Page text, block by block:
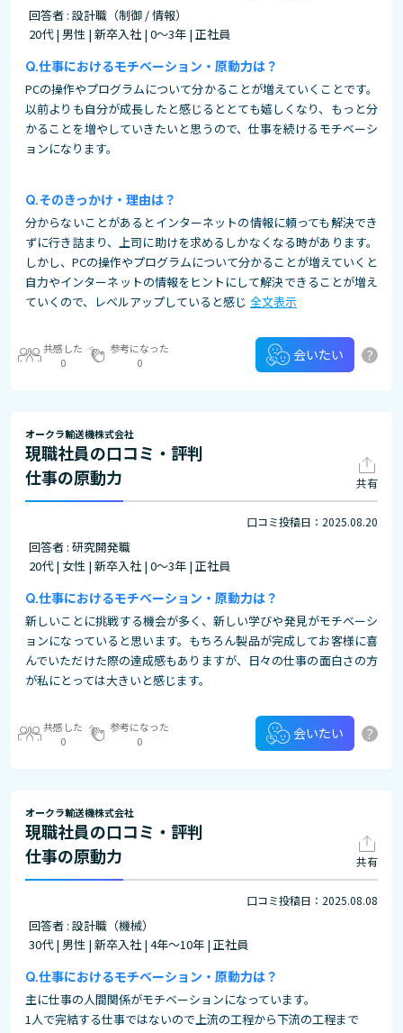
回答者 : 設計職（制御 / 情報）
20代 | 男性 | 新卒入社 | 0～3年 | 正社員
仕事におけるモチベーション・原動力は？
PCの操作やプログラムについて分かることが増えていくことです。
以前よりも自分が成長したと感じるととても嬉しくなり、もっと分
かることを増やしていきたいと思うので、仕事を続けるモチベーシ
ョンになります。
そのきっかけ・理由は？
分からないことがあるとインターネットの情報に頼っても解決でき
ずに行き詰まり、上司に助けを求めるしかなくなる時があります。
しかし、PCの操作やプログラムについて分かることが増えていくと
自力やインターネットの情報をヒントにして解決できることが増え
ていくので、レベルアップしていると感じ 全文表示
共感した
0
参考になった
0
会いたい ?
オークラ輸送機株式会社
現職社員の口コミ・評判
仕事の原動力
共有
口コミ投稿日：2025.08.20
回答者 : 研究開発職
20代 | 女性 | 新卒入社 | 0～3年 | 正社員
仕事におけるモチベーション・原動力は？
新しいことに挑戦する機会が多く、新しい学びや発見がモチベーシ
ョンになっていると思います。もちろん製品が完成してお客様に喜
んでいただけた際の達成感もありますが、日々の仕事の面白さの方
が私にとっては大きいと感じます。
共感した
0
参考になった
0
会いたい ?
オークラ輸送機株式会社
現職社員の口コミ・評判
仕事の原動力
共有
口コミ投稿日：2025.08.08
回答者 : 設計職（機械）
30代 | 男性 | 新卒入社 | 4年～10年 | 正社員
仕事におけるモチベーション・原動力は？
主に仕事の人間関係がモチベーションになっています。
1人で完結する仕事ではないので上流の工程から下流の工程まで